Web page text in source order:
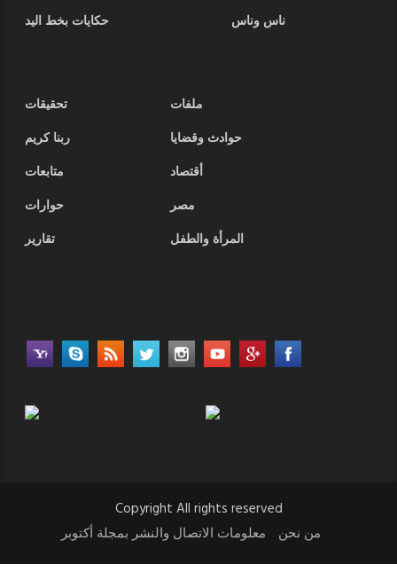
ناس وناس
حكايات بخط اليد
ملفات
تحقيقات
حوادث وقضايا
ربنا كريم
أقتصاد
متابعات
مصر
حوارات
المرأة والطفل
تقارير
Copyright All rights reserved
من نحن
معلومات الاتصال والنشر بمجلة أكتوبر